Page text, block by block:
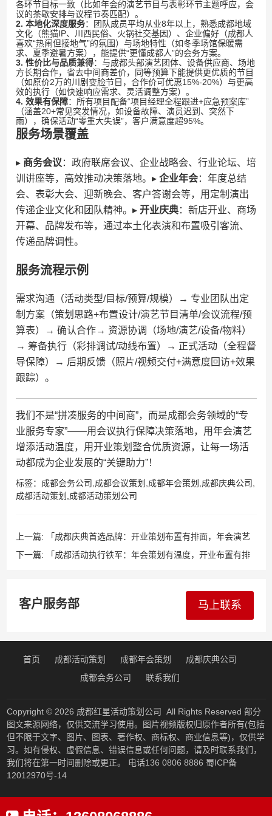
各环节目标一致（比如年会的演艺节目与表彰环节主题呼应，会
议的茶歇安排与议程节奏匹配）。
​2. 本地化深度服务​​：团队成员平均从业8年以上，熟悉成都地域
文化（熊猫IP、川西民俗、火锅社交基因）、企业偏好（成都人
喜欢“热闹但接地气”的氛围）与场地特性（如冬季场馆保暖需
求、夏季避暑方案），能提供“更懂成都人”的会务方案。
​3. 性价比与品质兼得​​：与成都头部演艺团体、设备供应商、场地
方长期合作，省去中间商差价，同等预算下能提供更优质的节目
（如原价2万的川剧变脸节目，合作价可优惠15%-20%）与更高
效的执行（如快速响应需求、灵活调整方案）。
​4. 效果有保障​​：所有项目配备“项目经理全程跟进+应急预案库”
（涵盖20+常见突发情况，如设备故障、演员迟到、突然下
雨），确保活动“零重大失误”，客户满意度超95%。
​服务场景覆盖​
▸ ​ ​商务会议​ ​：政府联席会议、企业战略会、行业论坛、培
训讲座等，高效推动决策落地。▸ ​ ​企业年会​​：年度总结
会、表彰大会、迎新晚会、客户答谢会等，用定制演出
传递企业文化和团队精神。▸ ​ ​开业庆典​​：新店开业、商场
开幕、品牌发布等，通过本土化表演和布置吸引客流、
传递品牌调性。
​服务流程示例​
需求沟通（活动类型/目标/预算/规模）→ 专业团队出定
制方案（策划思路+布置设计/演艺节目清单/会议流程/预
算表）→ 确认合作→ 资源协调（场地/演艺/设备/物料）
→ 筹备执行（彩排调试/动线布置）→ 正式活动（全程督
导保障）→ 后期反馈（照片/视频交付+满意度回访+效果
跟踪）。
我们不是“拼凑服务的中间商”，而是成都会务领域的“专
业服务专家”——用会议执行保障决策落地，用年会演艺
增添活动温度，用开业策划整合优质资源，让每一场活
动都成为企业发展的“关键助力”！
标签： 成都会务公司 成都会议策划 成都年会策划 成都庆典公司
成都活动策划 成都活动策划公司
上一篇:
「成都庆典首选品牌：开业策划布置有排面，年会演艺
支持有爆点，会议会务执行有章法——专业团队全程护航，让每
下一篇:
「成都活动执行铁军：年会策划有温度，开业布置有排
客户服务部 马上联系
首页 成都活动策划 成都年会策划
成都庆典公司
成都会务公司
联系我们
Copyright © 2026 成都红星活动策划公司 All Rights Reserved 部分
图文来源网络，仅供交流学习使用。图片视频版权归原作者所有(包括
但不限于文字、图片、图表、著作权、商标权、商业信息等)，仅供学
习。如有侵权、虚假信息、错误信息或任何问题，请及时联系我们，
我们将在第一时间删除或更正。 电话136 0806 8886 蜀ICP备
12012970号-14